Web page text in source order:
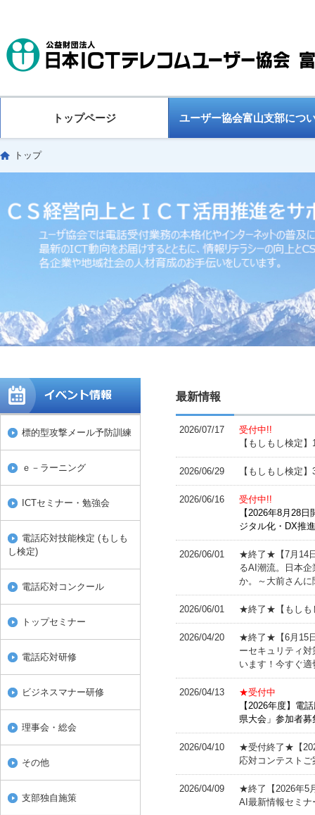
トップページ ユーザー協会富山支部につ
トップ
標的型攻撃メール予防訓練
ｅ－ラーニング
ICTセミナー・勉強会
電話応対技能検定 (もしも
し検定)
電話応対コンクール
トップセミナー
電話応対研修
ビジネスマナー研修
理事会・総会
その他
支部独自施策
最新情報
2026/07/17
受付中!!
【もしもし検定
2026/06/29 【もしもし検定
2026/06/16
受付中!!
【2026年8月28
ジタル化・DX推
2026/06/01
★終了★【7月14
るAI潮流。日本
か。～大前さん
2026/06/01 ★終了★【もしも
2026/04/20
★終了★【6月15
ーセキュリティ
います！今すぐ
2026/04/13
★受付中
【2026年度】電
県大会」参加者募
2026/04/10
★受付終了★【
応対コンテストご
2026/04/09
★終了【2026年5
AI最新情報セミナ